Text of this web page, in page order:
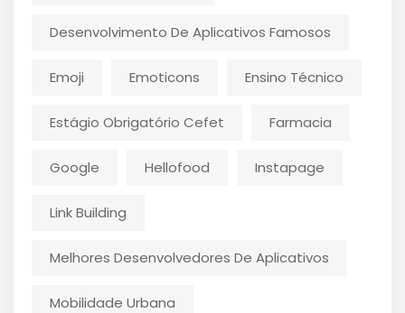
Desenvolvimento De Aplicativos Famosos
Emoji Emoticons Ensino Técnico
Estágio Obrigatório Cefet Farmacia
Google Hellofood Instapage
Link Building
Melhores Desenvolvedores De Aplicativos
Mobilidade Urbana